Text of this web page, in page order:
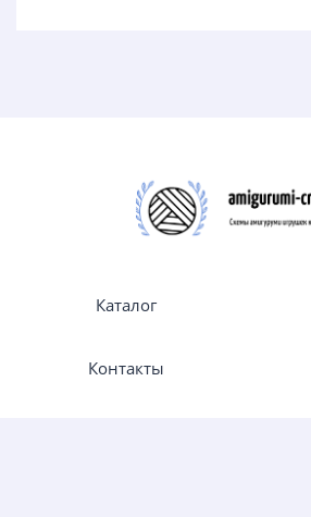
Каталог
Контакты